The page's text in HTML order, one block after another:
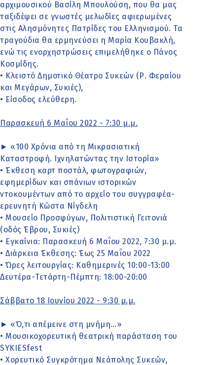
αρχιμουσικού Βασίλη Μπουλούση, που θα μας
ταξιδέψει σε γνωστές μελωδίες αφιερωμένες
στις Αλησμόνητες Πατρίδες του Ελληνισμού. Τα
τραγούδια θα ερμηνεύσει η Μαρία Κουβακλή,
ενώ τις ενορχηστρώσεις επιμελήθηκε ο Πάνος
Κοσμίδης.
• Κλειστό Δημοτικό Θέατρο Συκεών (Ρ. Φεραίου
και Μεγάρων, Συκιές),
• Είσοδος ελεύθερη.
Παρασκευή 6 Μαΐου 2022 - 7:30 μ.μ.
► «100 Χρόνια από τη Μικρασιατική
Καταστροφή. Ιχνηλατώντας την Ιστορία»
• Έκθεση καρτ ποστάλ, φωτογραφιών,
εφημερίδων και σπάνιων ιστορικών
ντοκουμέντων από το αρχείο του συγγραφέα-
ερευνητή Κώστα Νίγδελη
• Μουσείο Προσφύγων, Πολιτιστική Γειτονιά
(οδός Έβρου, Συκιές)
• Εγκαίνια: Παρασκευή 6 Μαΐου 2022, 7:30 μ.μ.
• Διάρκεια Έκθεσης: Έως 25 Μαΐου 2022
• Ώρες λειτουργίας: Καθημερινές 10:00-13:00
Δευτέρα-Τετάρτη-Πέμπτη: 18:00-20:00
Σάββατο 18 Ιουνίου 2022 - 9:30 μ.μ.
► «Ό,τι απέμεινε στη μνήμη…»
• Μουσικοχορευτική θεατρική παράσταση του
SYKIESfest
• Χορευτικό Συγκρότημα Νεάπολης Συκεών,